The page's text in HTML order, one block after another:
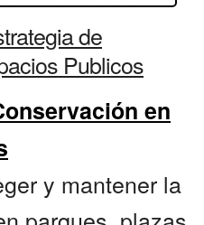
de
Publicos
en
y mantener la